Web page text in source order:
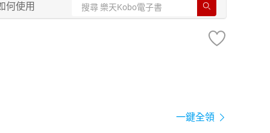
何使用
一鍵全領